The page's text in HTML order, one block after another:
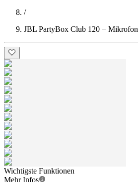
/
JBL PartyBox Club 120 + Mikrofon
Wichtigste Funktionen
Mehr Infos